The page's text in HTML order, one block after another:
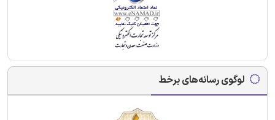
لوگوی رسانه‌های برخط